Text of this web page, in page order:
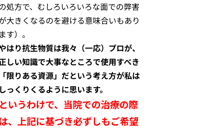
処方で、むしろいろいろな面での弊害
大きくなるのを避ける意味合いもあり
す）。
はり抗生物質は我々（一応）プロが、
しい知識で大事なところで使用すべき
限りある資源」だという考え方が私は
っくりくるように思います。
いうわけで、当院での治療の際
、上記に基づき必ずしもご希望